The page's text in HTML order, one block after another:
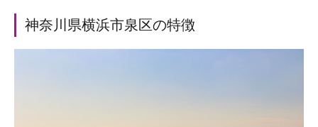
神奈川県横浜市泉区の特徴